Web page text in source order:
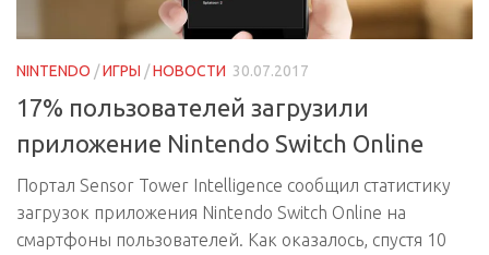
NINTENDO /ИГРЫ /НОВОСТИ 30.07.2017
17% пользователей загрузили
приложение Nintendo Switch Online
Портал Sensor Tower Intelligence сообщил статистику
загрузок приложения Nintendo Switch Online на
смартфоны пользователей. Как оказалось, спустя 10